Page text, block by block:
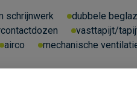
schrijnwerk dubbele
vasttapijt/
airco mechanische